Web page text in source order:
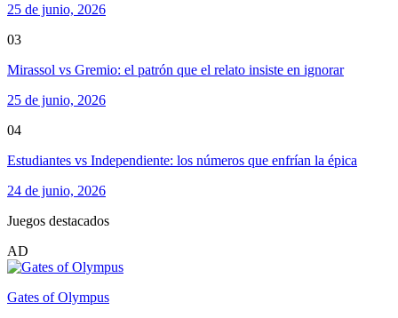
25 de junio, 2026
03
Mirassol vs Gremio: el patrón que el relato insiste en ignorar
25 de junio, 2026
04
Estudiantes vs Independiente: los números que enfrían la épica
24 de junio, 2026
Juegos destacados
AD
Gates of Olympus